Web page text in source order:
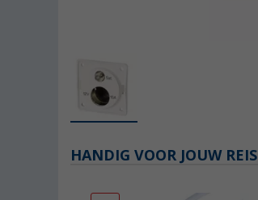
HANDIG VOOR JOUW REIS